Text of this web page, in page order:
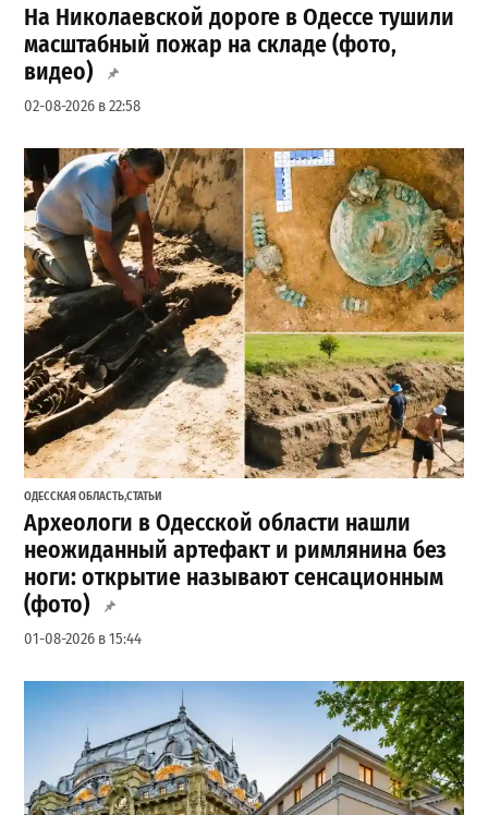
На Николаевской дороге в Одессе тушили
масштабный пожар на складе (фото,
видео)
02-08-2026 в 22:58
ОДЕССКАЯ ОБЛАСТЬ,СТАТЬИ
Археологи в Одесской области нашли
неожиданный артефакт и римлянина без
ноги: открытие называют сенсационным
(фото)
01-08-2026 в 15:44